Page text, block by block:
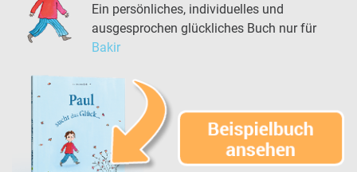
Ein persönliches, individuelles und
ausgesprochen glückliches Buch nur für
Bakir